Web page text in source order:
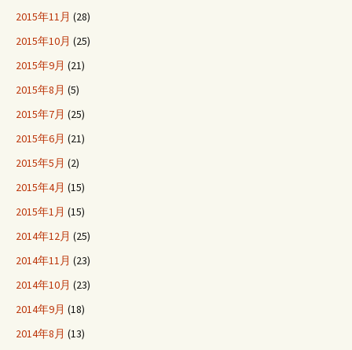
2015年11月 (28)
2015年10月 (25)
2015年9月 (21)
2015年8月 (5)
2015年7月 (25)
2015年6月 (21)
2015年5月 (2)
2015年4月 (15)
2015年1月 (15)
2014年12月 (25)
2014年11月 (23)
2014年10月 (23)
2014年9月 (18)
2014年8月 (13)